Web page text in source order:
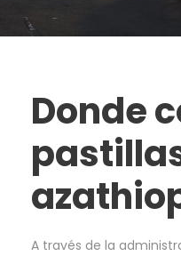
Donde
A través de la